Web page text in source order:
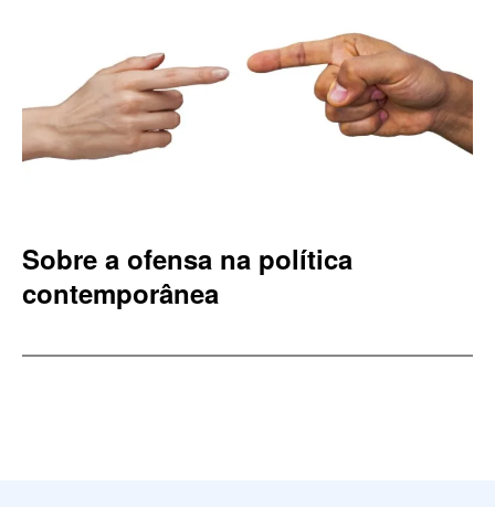
Sobre a ofensa na política
contemporânea